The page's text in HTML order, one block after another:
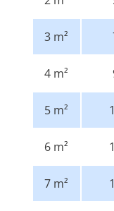
3 m²
4 m²
5 m²
6 m²
7 m²